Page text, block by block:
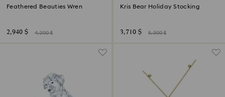
Feathered Beauties Wren
2,940 $ 4,200 $
Kris Bear Holiday Stocking
3,710 $ 5,300 $